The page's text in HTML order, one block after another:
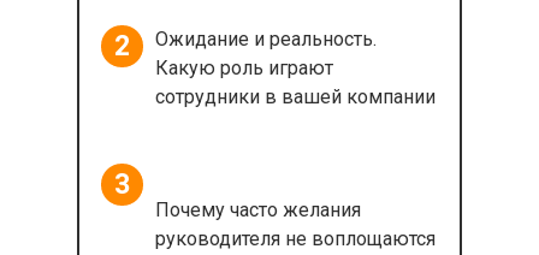
2
Ожидание и реальность.
Какую роль играют
сотрудники в вашей компании
3
Почему часто желания
руководителя не воплощаются